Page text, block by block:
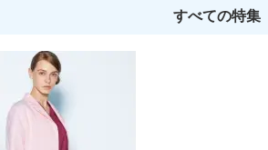
すべての特集